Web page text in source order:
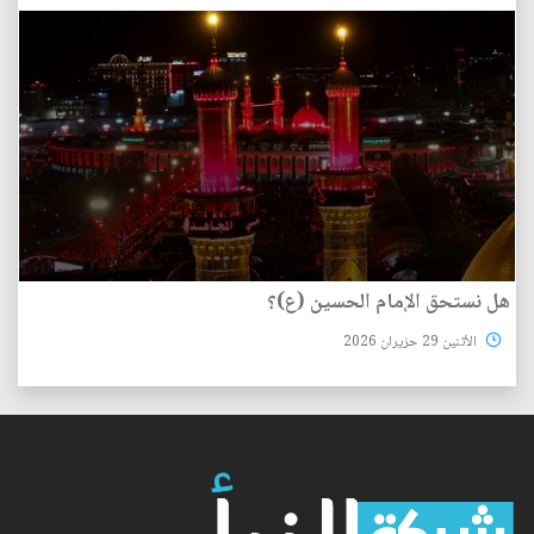
هل نستحق الإمام الحسين (ع)؟
الأثنين 29 حزيران 2026